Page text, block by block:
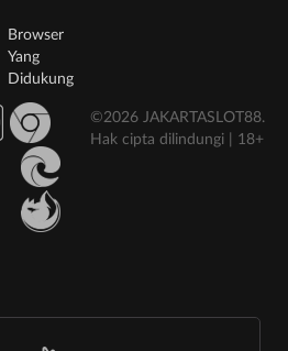
Browser
Yang
Didukung
©2026 JAKARTASLOT88.
Hak cipta dilindungi | 18+